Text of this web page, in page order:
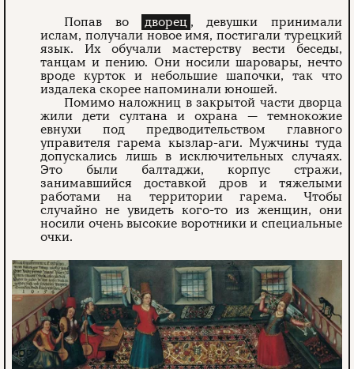
Попав во дворец , девушки принимали
ислам, получали новое имя, постигали турецкий
язык. Их обучали мастерству вести беседы,
танцам и пению. Они носили шаровары, нечто
вроде курток и небольшие шапочки, так что
издалека скорее напоминали юношей.
Помимо наложниц в закрытой части дворца
жили дети султана и охрана — темнокожие
евнухи под предводительством главного
управителя гарема кызлар-аги. Мужчины туда
допускались лишь в исключительных случаях.
Это были балтаджи, корпус стражи,
занимавшийся доставкой дров и тяжелыми
работами на территории гарема. Чтобы
случайно не увидеть кого-то из женщин, они
носили очень высокие воротники и специальные
очки.